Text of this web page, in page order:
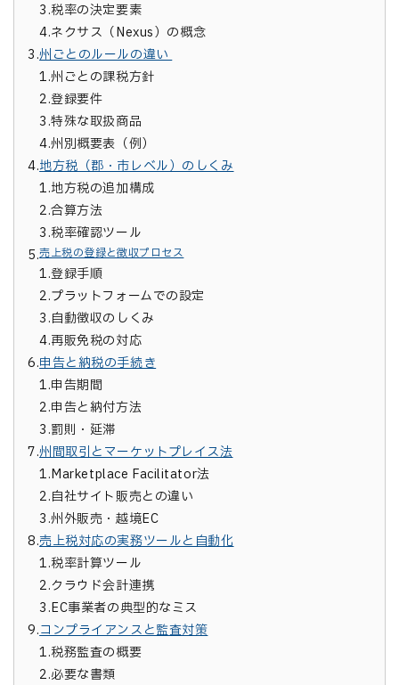
3.税率の決定要素
4.ネクサス（Nexus）の概念
3.州ごとのルールの違い
1.州ごとの課税方針
2.登録要件
3.特殊な取扱商品
4.州別概要表（例）
4.地方税（郡・市レベル）のしくみ
1.地方税の追加構成
2.合算方法
3.税率確認ツール
5.売上税の登録と徴収プロセス
1.登録手順
2.プラットフォームでの設定
3.自動徴収のしくみ
4.再販免税の対応
6.申告と納税の手続き
1.申告期間
2.申告と納付方法
3.罰則・延滞
7.州間取引とマーケットプレイス法
1.Marketplace Facilitator法
2.自社サイト販売との違い
3.州外販売・越境EC
8.売上税対応の実務ツールと自動化
1.税率計算ツール
2.クラウド会計連携
3.EC事業者の典型的なミス
9.コンプライアンスと監査対策
1.税務監査の概要
2.必要な書類